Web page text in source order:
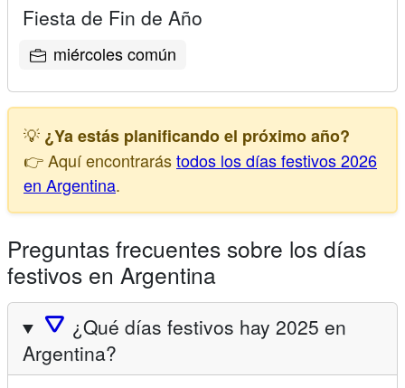
Fiesta de Fin de Año
miércoles común
💡 ¿Ya estás planificando el próximo año?
👉 Aquí encontrarástodos los días festivos 2026
en Argentina.
Preguntas frecuentes sobre los días
festivos en Argentina
🛆 ¿Qué días festivos hay 2025 en
Argentina?